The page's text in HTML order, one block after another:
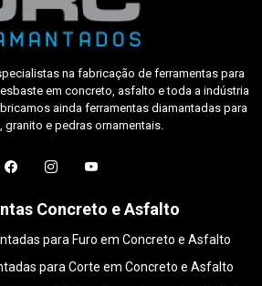
na fabricação de ferramentas para
em concreto, asfalto e toda a indústria
ainda ferramentas diamantadas para
granito e pedras ornamentais.
Concreto e Asfalto
para Furo em Concreto e Asfalto
para Corte em Concreto e Asfalto